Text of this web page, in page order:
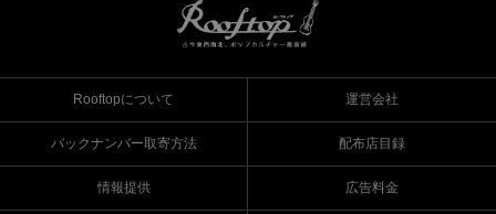
Rooftopについて 運営会社
バックナンバー取寄方法 配布店目録
情報提供 広告料金